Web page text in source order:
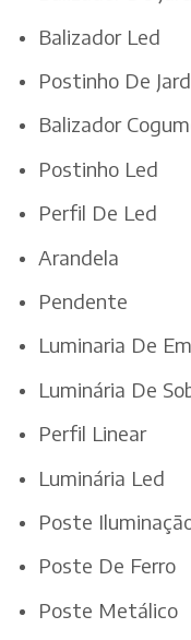
Balizador Led
Postinho De
Balizador
Postinho Led
Perfil De Led
Arandela
Pendente
Luminaria De
Luminária De
Perfil Linear
Luminária Led
Poste
Poste De Ferro
Poste Metálico